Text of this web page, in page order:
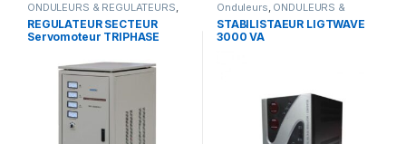
ONDULEURS & REGULATEURS,
Regulateurs
REGULATEUR SECTEUR
Servomoteur TRIPHASE
Onduleurs, ONDULEURS &
REGULATEURS
STABILISTAEUR LIGTWAVE
3000 VA